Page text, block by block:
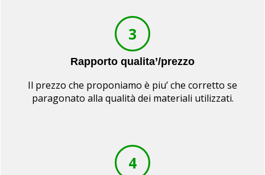
3
Rapporto qualita’/prezzo
Il prezzo che proponiamo è piu’ che corretto se
paragonato alla qualità dei materiali utilizzati.
4